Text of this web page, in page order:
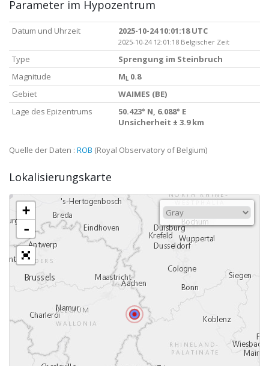
Parameter im Hypozentrum
Datum und Uhrzeit 2025-10-24 10:01:18 UTC
2025-10-24 12:01:18 Belgischer Zeit
Type
Sprengung im Steinbruch
Magnitude
M L 0.8
Gebiet
WAIMES (BE)
Lage des Epizentrums
50.423° N, 6.088° E
Unsicherheit ± 3.9 km
Quelle der Daten : ROB (Royal Observatory of Belgium)
Lokalisierungskarte
+
-